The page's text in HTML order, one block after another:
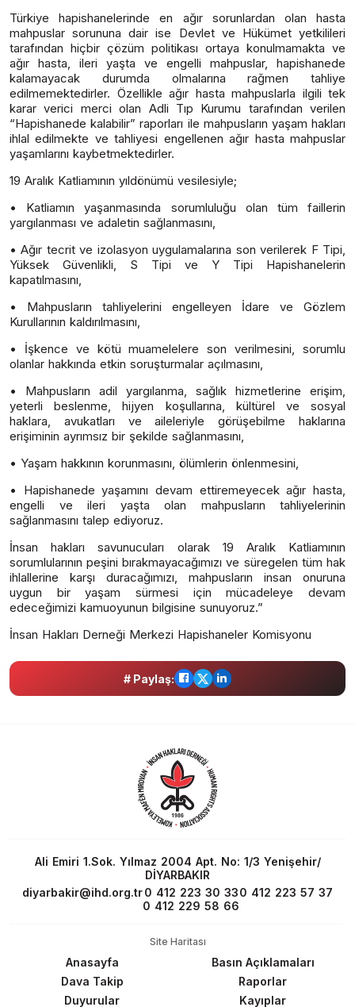
Türkiye hapishanelerinde en ağır sorunlardan olan hasta
mahpuslar sorununa dair ise Devlet ve Hükümet yetkilileri
tarafından hiçbir çözüm politikası ortaya konulmamakta ve
ağır hasta, ileri yaşta ve engelli mahpuslar, hapishanede
kalamayacak durumda olmalarına rağmen tahliye
edilmemektedirler. Özellikle ağır hasta mahpuslarla ilgili tek
karar verici merci olan Adli Tıp Kurumu tarafından verilen
“Hapishanede kalabilir” raporları ile mahpusların yaşam hakları
ihlal edilmekte ve tahliyesi engellenen ağır hasta mahpuslar
yaşamlarını kaybetmektedirler.
19 Aralık Katliamının yıldönümü vesilesiyle;
• Katliamın yaşanmasında sorumluluğu olan tüm faillerin
yargılanması ve adaletin sağlanmasını,
• Ağır tecrit ve izolasyon uygulamalarına son verilerek F Tipi,
Yüksek Güvenlikli, S Tipi ve Y Tipi Hapishanelerin
kapatılmasını,
• Mahpusların tahliyelerini engelleyen İdare ve Gözlem
Kurullarının kaldırılmasını,
• İşkence ve kötü muamelelere son verilmesini, sorumlu
olanlar hakkında etkin soruşturmalar açılmasını,
• Mahpusların adil yargılanma, sağlık hizmetlerine erişim,
yeterli beslenme, hijyen koşullarına, kültürel ve sosyal
haklara, avukatları ve aileleriyle görüşebilme haklarına
erişiminin ayrımsız bir şekilde sağlanmasını,
• Yaşam hakkının korunmasını, ölümlerin önlenmesini,
• Hapishanede yaşamını devam ettiremeyecek ağır hasta,
engelli ve ileri yaşta olan mahpusların tahliyelerinin
sağlanmasını talep ediyoruz.
İnsan hakları savunucuları olarak 19 Aralık Katliamının
sorumlularının peşini bırakmayacağımızı ve süregelen tüm hak
ihlallerine karşı duracağımızı, mahpusların insan onuruna
uygun bir yaşam sürmesi için mücadeleye devam
edeceğimizi kamuoyunun bilgisine sunuyoruz.”
İnsan Hakları Derneği Merkezi Hapishaneler Komisyonu
# Paylaş:
Ali Emiri 1.Sok. Yılmaz 2004 Apt. No: 1/3 Yenişehir/
DİYARBAKIR
diyarbakir@ihd.org.tr0 412 223 30 33
0 412 229 58 66
0 412 223 57 37
Site Haritası
Anasayfa
Basın Açıklamaları
Dava Takip
Raporlar
Duyurular
Kayıplar